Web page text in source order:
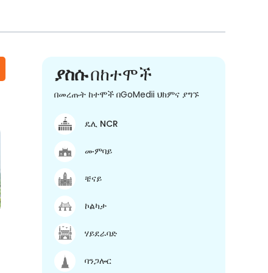
ያስሱበከተሞች
በመረጡት ከተሞች በGoMedii ህክምና ያግኙ
ዴሊ NCR
ሙምባይ
ቼናይ
ኮልካታ
ሃይደራባድ
ባንጋሎር